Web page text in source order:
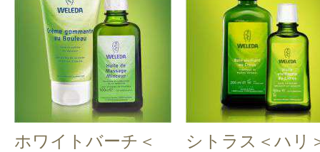
ホワイトバーチ＜
シトラス＜ハリ